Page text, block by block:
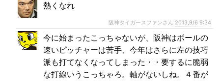
熱くなれ
阪神タイガースファンさん 2013,9/6 9:34
今に始まったこっちゃないが、阪神はボールの
速いピッチャーは苦手、今年はさらに左の技巧
派も打てなくなってしまった・・要するに脆弱
な打線いうこっちゃろ。軸がないしね。４番が